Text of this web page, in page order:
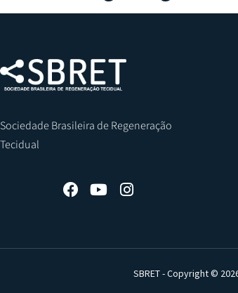
Sociedade Brasileira de Regeneração
Tecidual
SBRET - Copyright ©